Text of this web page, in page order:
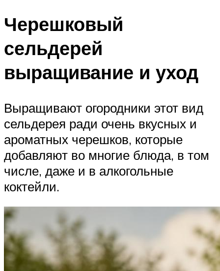
Черешковый
сельдерей
выращивание и уход
Выращивают огородники этот вид
сельдерея ради очень вкусных и
ароматных черешков, которые
добавляют во многие блюда, в том
числе, даже и в алкогольные
коктейли.